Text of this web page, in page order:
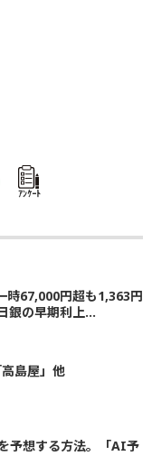
ｱﾝｹｰﾄ
時67,000円超も1,363円
銀の早期利上...
島屋」他
予想する方法。「AI予